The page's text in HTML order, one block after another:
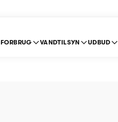
FORBRUG VANDTILSYN UDBUD